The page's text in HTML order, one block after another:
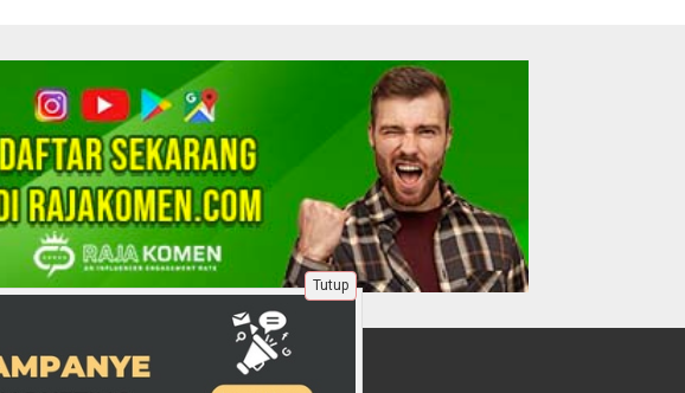
Tutup